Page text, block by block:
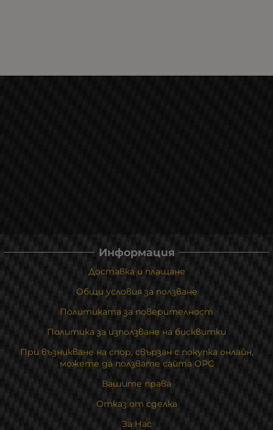
Информация
Доставка и плащане
Общи условия за ползване
Политиката за поверителност
Политика за използване на бисквитки
При възникване на спор, свързан с покупка онлайн,
можете да ползвате сайта ОРС
Вашите права
Отказ от сделка
За Нас